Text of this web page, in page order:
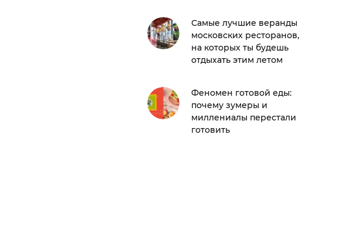
Самые лучшие веранды
московских ресторанов,
на которых ты будешь
отдыхать этим летом
Феномен готовой еды:
почему зумеры и
миллениалы перестали
готовить